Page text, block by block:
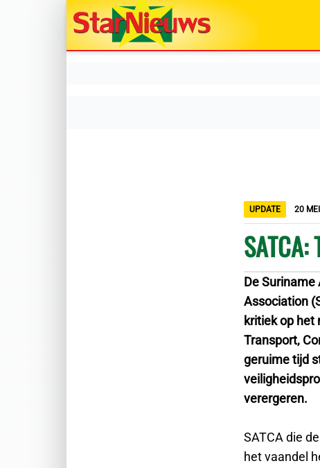
UPDATE 20
De Suriname
Association
kritiek op het
Transport,
geruime tijd
verergeren.
SATCA die
het vaandel